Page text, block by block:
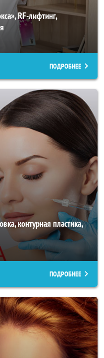
RF-лифтинг,
ПОДРОБНЕЕ
контурная пластика,
ПОДРОБНЕЕ